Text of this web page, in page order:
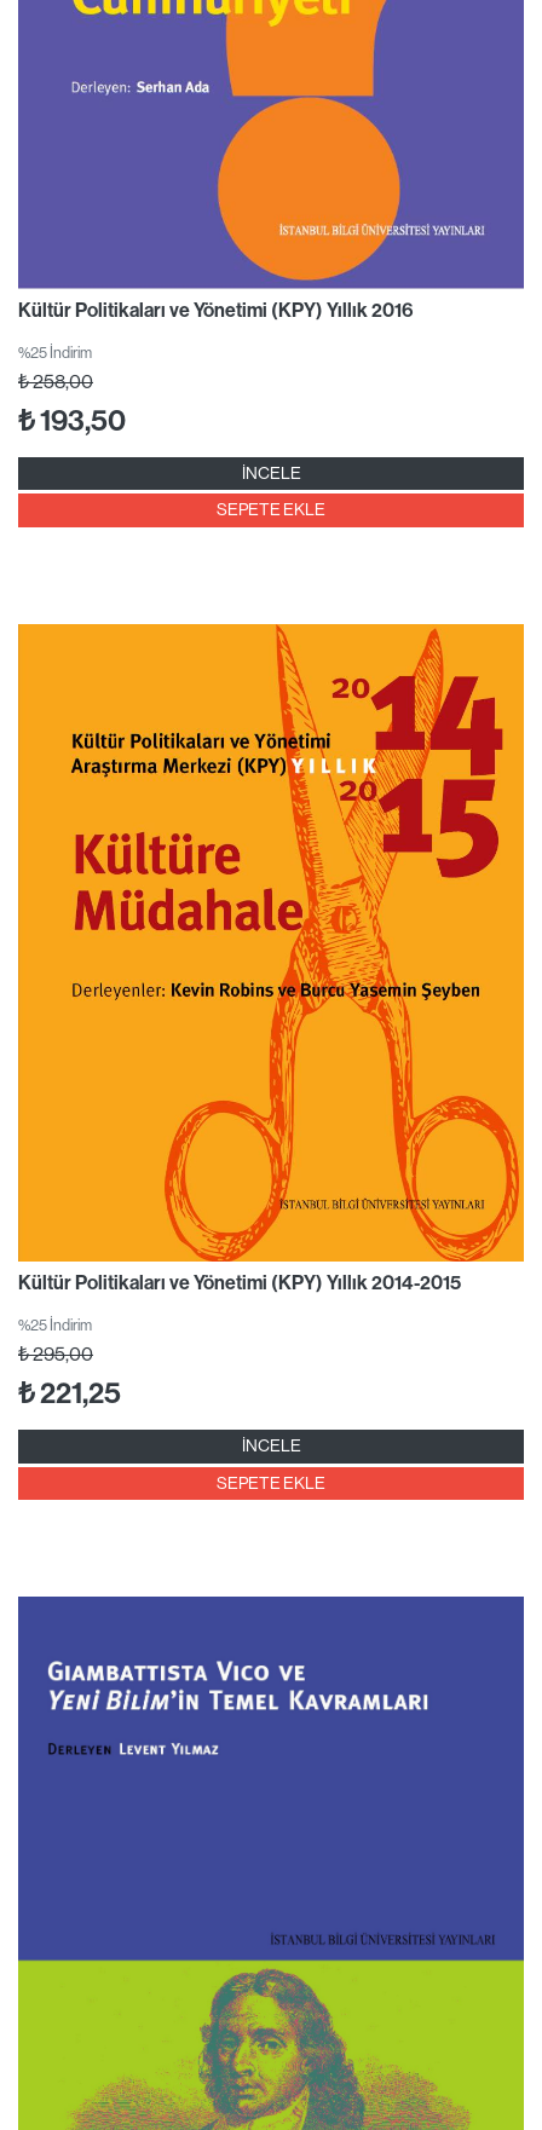
Kültür Politikaları ve Yönetimi (KPY) Yıllık 2016
%25 İndirim
₺258,00
₺193,50
İNCELE
SEPETE EKLE
Kültür Politikaları ve Yönetimi (KPY) Yıllık 2014-2015
%25 İndirim
₺295,00
₺221,25
İNCELE
SEPETE EKLE